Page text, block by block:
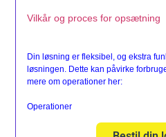
Vilkår og proces for opsætning
Din løsning er fleksibel, og ekstra
løsningen. Dette kan påvirke
mere om operationer her:
Operationer